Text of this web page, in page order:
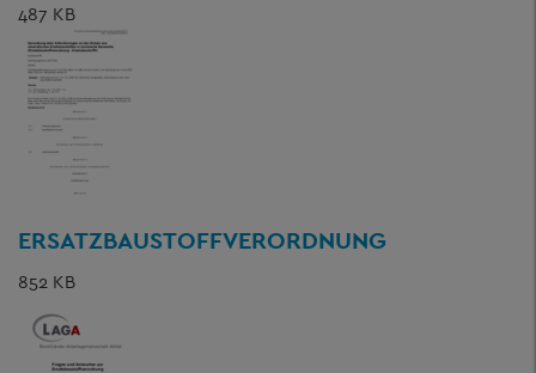
487 KB
ERSATZBAUSTOFFVERORDNUNG
852 KB